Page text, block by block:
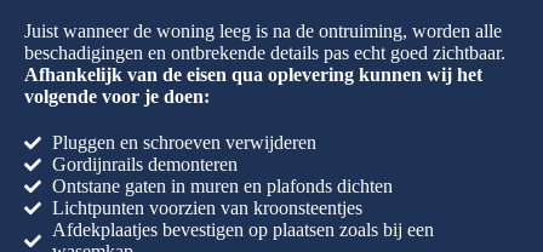
Juist wanneer de woning leeg is na de ontruiming, worden alle
beschadigingen en ontbrekende details pas echt goed zichtbaar.
Afhankelijk van de eisen qua oplevering kunnen wij het
volgende voor je doen:
Pluggen en schroeven verwijderen
Gordijnrails demonteren
Ontstane gaten in muren en plafonds dichten
Lichtpunten voorzien van kroonsteentjes
Afdekplaatjes bevestigen op plaatsen zoals bij een